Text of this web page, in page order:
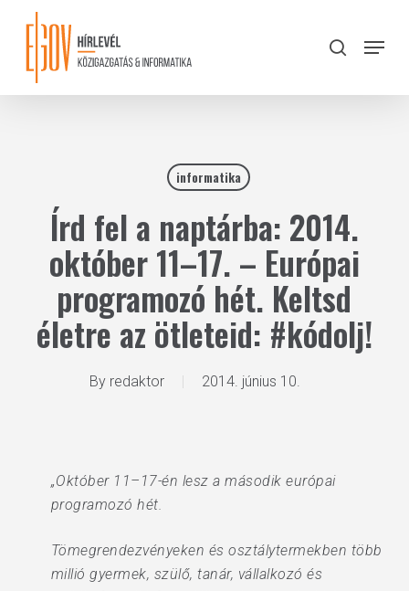
content
search
Menu
informatika
Írd fel a naptárba: 2014.
október 11–17. – Európai
programozó hét. Keltsd
életre az ötleteid: #kódolj!
By redaktor 2014. június 10.
„Október 11–17-én lesz a második európai
programozó hét.
Tömegrendezvényeken és osztálytermekben több
millió gyermek, szülő, tanár, vállalkozó és
Close